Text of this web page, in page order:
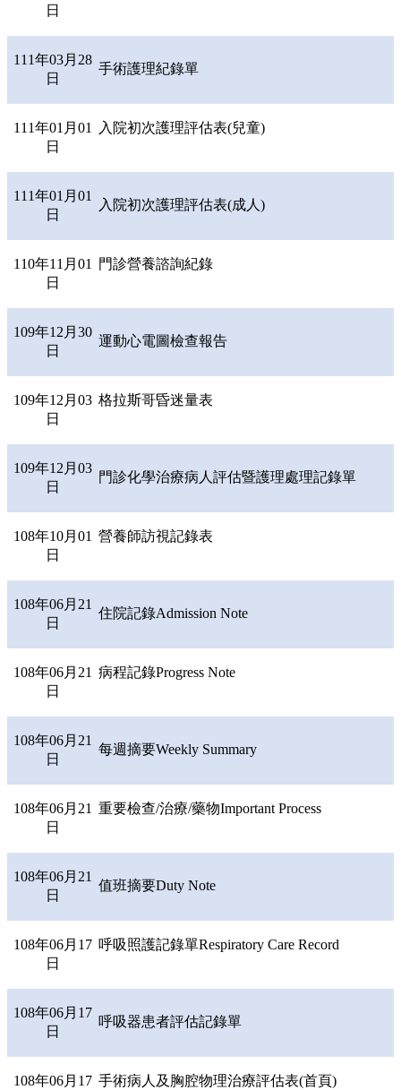
日
111年03月28
日
手術護理紀錄單
111年01月01
日
入院初次護理評估表(兒童)
111年01月01
日
入院初次護理評估表(成人)
110年11月01
日
門診營養諮詢紀錄
109年12月30
日
運動心電圖檢查報告
109年12月03
日
格拉斯哥昏迷量表
109年12月03
日
門診化學治療病人評估暨護理處理記錄單
108年10月01
日
營養師訪視記錄表
108年06月21
日
住院記錄Admission Note
108年06月21
日
病程記錄Progress Note
108年06月21
日
每週摘要Weekly Summary
108年06月21
日
重要檢查/治療/藥物Important Process
108年06月21
日
值班摘要Duty Note
108年06月17
日
呼吸照護記錄單Respiratory Care Record
108年06月17
日
呼吸器患者評估記錄單
108年06月17 手術病人及胸腔物理治療評估表(首頁)